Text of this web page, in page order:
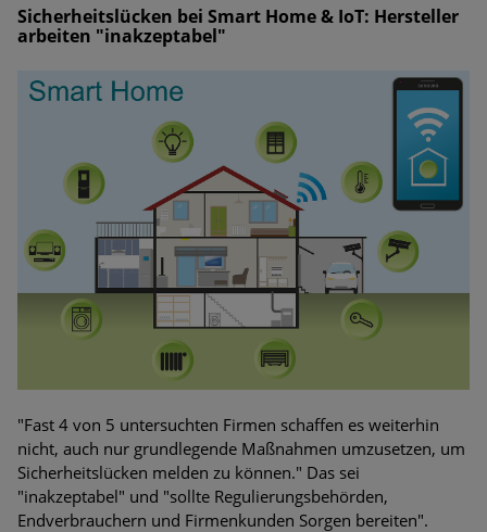
Sicherheitslücken bei Smart Home & IoT: Hersteller
arbeiten "inakzeptabel"
"Fast 4 von 5 untersuchten Firmen schaffen es weiterhin
nicht, auch nur grundlegende Maßnahmen umzusetzen, um
Sicherheitslücken melden zu können." Das sei
"inakzeptabel" und "sollte Regulierungsbehörden,
Endverbrauchern und Firmenkunden Sorgen bereiten".